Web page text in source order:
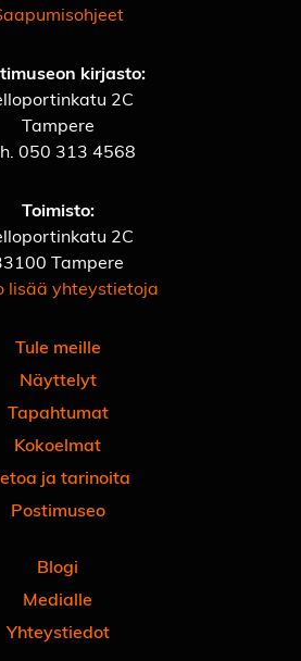
kirjasto:
2C
Tampere
050 313 4568
Toimisto:
2C
Tampere
lisää yhteystietoja
Tule meille
Näyttelyt
Tapahtumat
Kokoelmat
ja tarinoita
Postimuseo
Blogi
Medialle
Yhteystiedot